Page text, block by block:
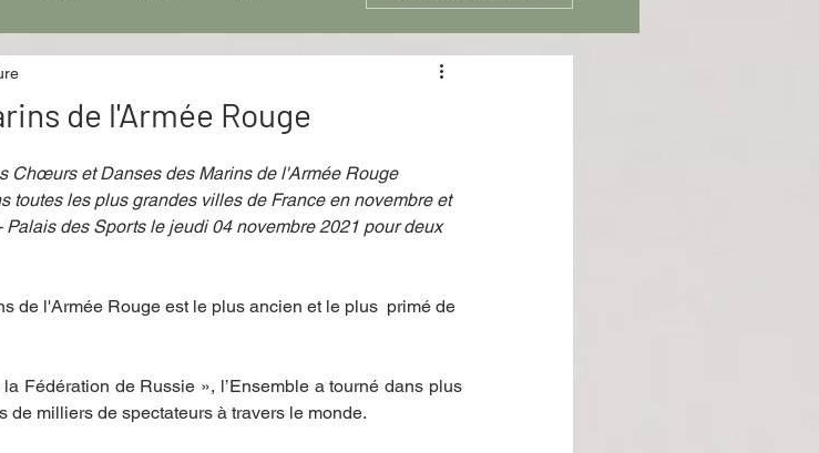
- Restaurant
Coup de coeur Instructif
de l'Armée Rouge
Chœurs et Danses des Marins de l'Armée Rouge
toutes les plus grandes villes de France en novembre et
des Sports le jeudi 04 novembre 2021 pour deux
de l'Armée Rouge est le plus ancien et le plus  primé de
Fédération de Russie », l’Ensemble a tourné dans plus
de milliers de spectateurs à travers le monde.